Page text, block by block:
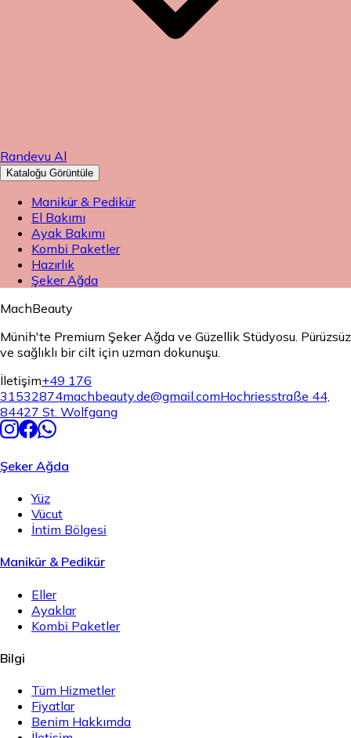
Randevu Al
Kataloğu Görüntüle
Manikür & Pedikür
El Bakımı
Ayak Bakımı
Kombi Paketler
Hazırlık
Şeker Ağda
MachBeauty
Münih'te Premium Şeker Ağda ve Güzellik Stüdyosu. Pürüzsüz
ve sağlıklı bir cilt için uzman dokunuşu.
İletişim+49 176
31532874machbeauty.de@gmail.comHochriesstraße 44,
84427 St. Wolfgang
Şeker Ağda
Yüz
Vücut
İntim Bölgesi
Manikür & Pedikür
Eller
Ayaklar
Kombi Paketler
Bilgi
Tüm Hizmetler
Fiyatlar
Benim Hakkımda